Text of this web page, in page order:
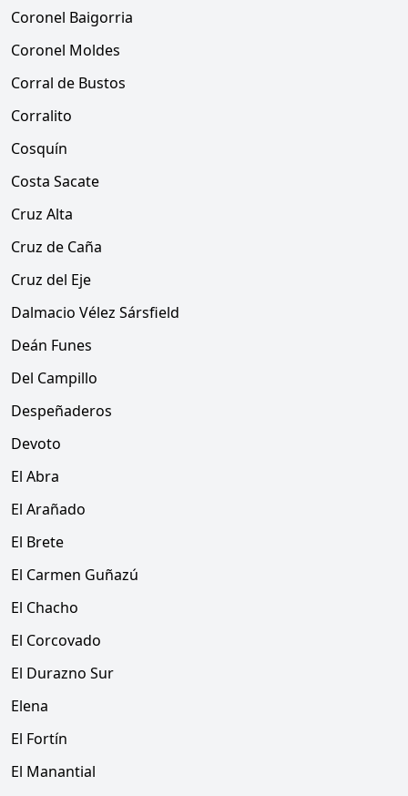
Coronel Baigorria
Coronel Moldes
Corral de Bustos
Corralito
Cosquín
Costa Sacate
Cruz Alta
Cruz de Caña
Cruz del Eje
Dalmacio Vélez Sársfield
Deán Funes
Del Campillo
Despeñaderos
Devoto
El Abra
El Arañado
El Brete
El Carmen Guñazú
El Chacho
El Corcovado
El Durazno Sur
Elena
El Fortín
El Manantial